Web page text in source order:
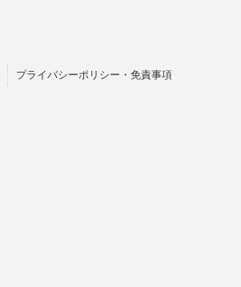
プライバシーポリシー・免責事項